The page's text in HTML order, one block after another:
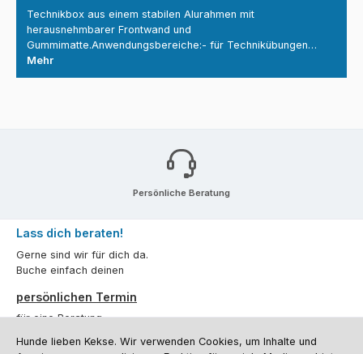
Technikbox aus einem stabilen Alurahmen mit
herausnehmbarer Frontwand und
Gummimatte.Anwendungsbereiche:- für Technikübungen…
Mehr
Persönliche Beratung
Lass dich beraten!
Gerne sind wir für dich da.
Buche einfach deinen
persönlichen Termin
für eine Beratung.
Oder über unserKontaktformular.
Hunde lieben Kekse. Wir verwenden Cookies, um Inhalte und